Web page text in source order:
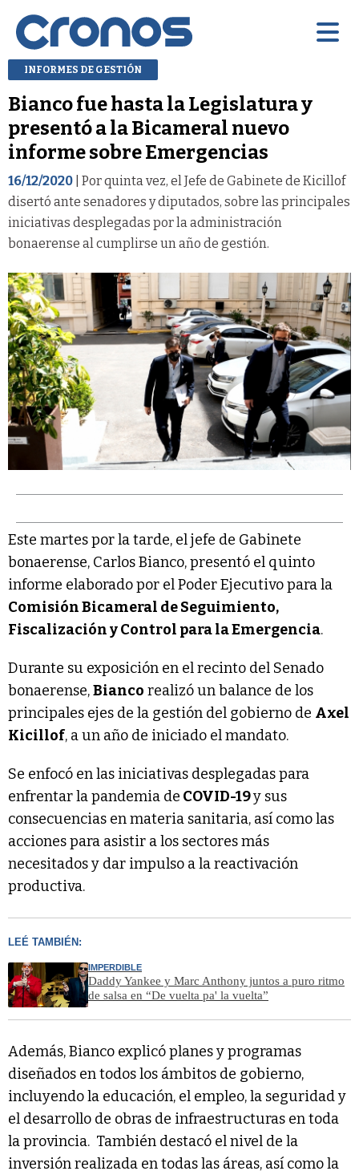
INFORMES DE GESTIÓN
Bianco fue hasta la Legislatura y
presentó a la Bicameral nuevo
informe sobre Emergencias
16/12/2020 | Por quinta vez, el Jefe de Gabinete de Kicillof
disertó ante senadores y diputados, sobre las principales
iniciativas desplegadas por la administración
bonaerense al cumplirse un año de gestión.
Este martes por la tarde, el jefe de Gabinete
bonaerense, Carlos Bianco, presentó el quinto
informe elaborado por el Poder Ejecutivo para la
Comisión Bicameral de Seguimiento,
Fiscalización y Control para la Emergencia.
Durante su exposición en el recinto del Senado
bonaerense,Bianco realizó un balance de los
principales ejes de la gestión del gobierno de Axel
Kicillof, a un año de iniciado el mandato.
Se enfocó en las iniciativas desplegadas para
enfrentar la pandemia de COVID-19y sus
consecuencias en materia sanitaria, así como las
acciones para asistir a los sectores más
necesitados y dar impulso a la reactivación
productiva.
LEÉ TAMBIÉN:
IMPERDIBLE
Daddy Yankee y Marc Anthony juntos a puro ritmo
de salsa en “De vuelta pa' la vuelta”
Además, Bianco explicó planes y programas
diseñados en todos los ámbitos de gobierno,
incluyendo la educación, el empleo, la seguridad y
el desarrollo de obras de infraestructuras en toda
la provincia. También destacó el nivel de la
inversión realizada en todas las áreas, así como la